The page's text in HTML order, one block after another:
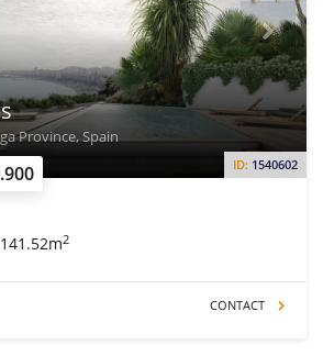
ID: 1540602
Province, Spain
2
CONTACT